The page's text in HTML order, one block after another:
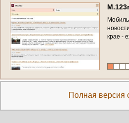
M.123r
Мобиль
новости
крае - е
Полная версия